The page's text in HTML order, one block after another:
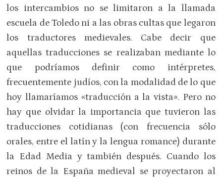
los intercambios no se limitaron a la llamada
escuela de Toledo ni a las obras cultas que legaron
los traductores medievales. Cabe decir que
aquellas traducciones se realizaban mediante lo
que podríamos definir como intérpretes,
frecuentemente judíos, con la modalidad de lo que
hoy llamaríamos «traducción a la vista». Pero no
hay que olvidar la importancia que tuvieron las
traducciones cotidianas (con frecuencia sólo
orales, entre el latín y la lengua romance) durante
la Edad Media y también después. Cuando los
reinos de la España medieval se proyectaron al